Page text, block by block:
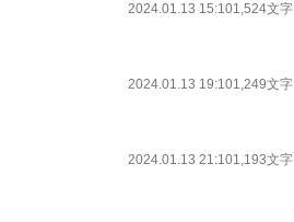
2024.01.13 15:101,524文字
2024.01.13 19:101,249文字
2024.01.13 21:101,193文字